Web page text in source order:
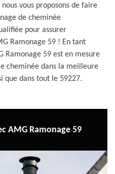
vous proposons de faire
de cheminée
pour assurer
Ramonage 59 ! En tant
Ramonage 59 est en mesure
cheminée dans la meilleure
que dans tout le 59227.
AMG Ramonage 59